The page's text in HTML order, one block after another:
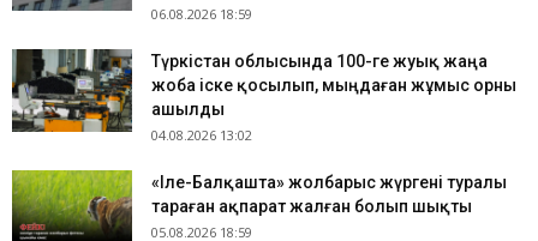
06.08.2026 18:59
Түркістан облысында 100-ге жуық жаңа
жоба іске қосылып, мыңдаған жұмыс орны
ашылды
04.08.2026 13:02
«Іле-Балқашта» жолбарыс жүргені туралы
тараған ақпарат жалған болып шықты
05.08.2026 18:59